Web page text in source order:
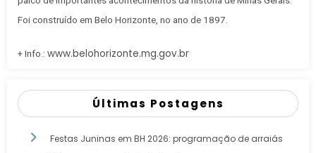
Foi construído em Belo Horizonte, no ano de 1897.
+ Info.: www.belohorizonte.mg.gov.br
Últimas Postagens
Festas Juninas em BH 2026: programação de arraiás